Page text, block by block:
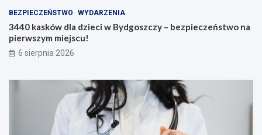
BEZPIECZEŃSTWO WYDARZENIA
3440 kasków dla dzieci w Bydgoszczy – bezpieczeństwo na
pierwszym miejscu!
6 sierpnia 2026